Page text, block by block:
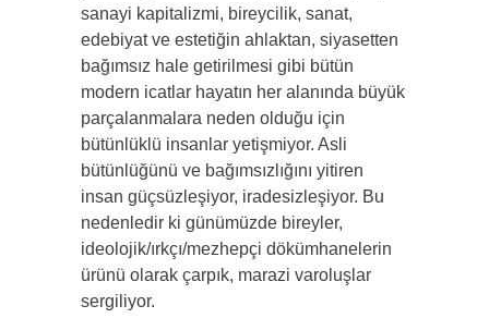
sanayi kapitalizmi, bireycilik, sanat,
edebiyat ve estetiğin ahlaktan, siyasetten
bağımsız hale geti­rilmesi gibi bütün
modern icatlar hayatın her alanında büyük
parçalanmalara neden olduğu için
bütünlüklü insanlar yetişmi­yor. Asli
bütünlüğünü ve bağımsızlığını yitiren
insan güçsüzleşiyor, iradesizleşiyor. Bu
nedenledir ki günümüzde bireyler,
ideolojik/ırkçı/mezhepçi dökümhanelerin
ürünü olarak çarpık, marazi varoluşlar
sergiliyor.